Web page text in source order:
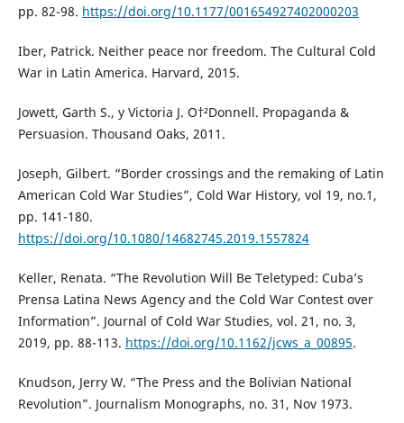
pp. 82-98. https://doi.org/10.1177/001654927402000203
Iber, Patrick. Neither peace nor freedom. The Cultural Cold
War in Latin America. Harvard, 2015.
Jowett, Garth S., y Victoria J. O†²Donnell. Propaganda &
Persuasion. Thousand Oaks, 2011.
Joseph, Gilbert. “Border crossings and the remaking of Latin
American Cold War Studies”, Cold War History, vol 19, no.1,
pp. 141-180.
https://doi.org/10.1080/14682745.2019.1557824
Keller, Renata. “The Revolution Will Be Teletyped: Cuba’s
Prensa Latina News Agency and the Cold War Contest over
Information”. Journal of Cold War Studies, vol. 21, no. 3,
2019, pp. 88-113. https://doi.org/10.1162/jcws_a_00895.
Knudson, Jerry W. “The Press and the Bolivian National
Revolution”. Journalism Monographs, no. 31, Nov 1973.